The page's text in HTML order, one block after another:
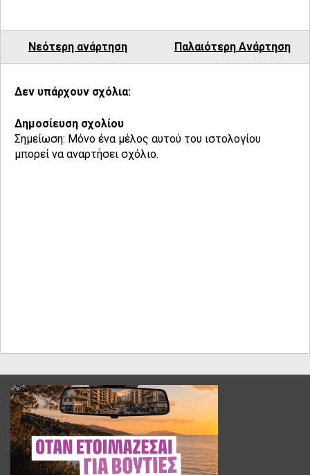
Νεότερη ανάρτηση Παλαιότερη Ανάρτηση
Δεν υπάρχουν σχόλια:
Δημοσίευση σχολίου
Σημείωση: Μόνο ένα μέλος αυτού του ιστολογίου
μπορεί να αναρτήσει σχόλιο.